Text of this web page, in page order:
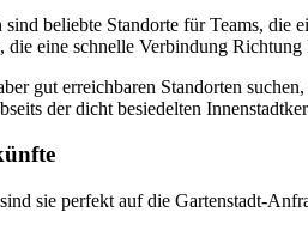
beliebte Standorte für Teams, die
die eine schnelle Verbindung
gut erreichbaren Standorten
der dicht besiedelten
sie perfekt auf die Gartenstadt-